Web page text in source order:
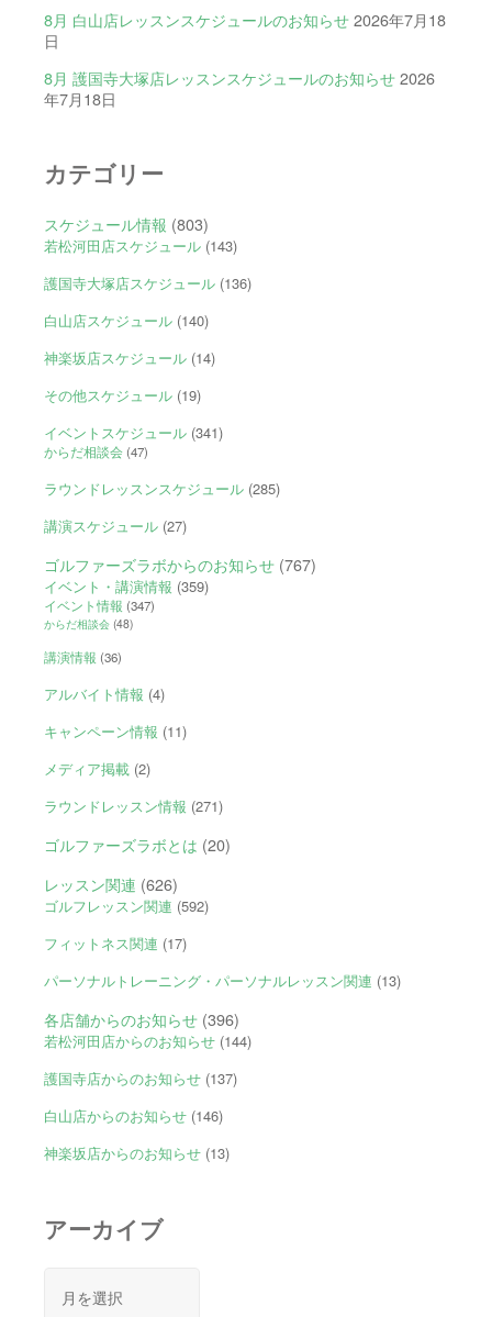
8月 白山店レッスンスケジュールのお知らせ 2026年7月18
日
8月 護国寺大塚店レッスンスケジュールのお知らせ 2026
年7月18日
カテゴリー
スケジュール情報 (803)
若松河田店スケジュール(143)
護国寺大塚店スケジュール(136)
白山店スケジュール(140)
神楽坂店スケジュール(14)
その他スケジュール(19)
イベントスケジュール(341)
からだ相談会(47)
ラウンドレッスンスケジュール(285)
講演スケジュール(27)
ゴルファーズラボからのお知らせ(767)
イベント・講演情報 (359)
イベント情報 (347)
からだ相談会(48)
講演情報 (36)
アルバイト情報 (4)
キャンペーン情報 (11)
メディア掲載(2)
ラウンドレッスン情報 (271)
ゴルファーズラボとは (20)
レッスン関連 (626)
ゴルフレッスン関連 (592)
フィットネス関連 (17)
パーソナルトレーニング・パーソナルレッスン関連 (13)
各店舗からのお知らせ(396)
若松河田店からのお知らせ(144)
護国寺店からのお知らせ(137)
白山店からのお知らせ(146)
神楽坂店からのお知らせ(13)
アーカイブ